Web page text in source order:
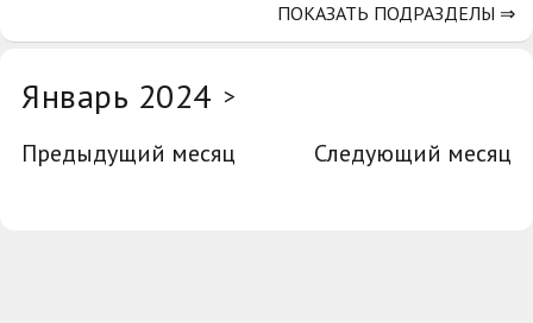
Январь 2024 >
Предыдущий месяц
Следующий месяц
ПОКАЗАТЬ ПОДРАЗДЕЛЫ ⇒